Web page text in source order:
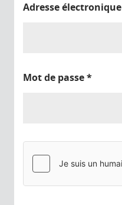
Adresse électronique
Mot de passe*